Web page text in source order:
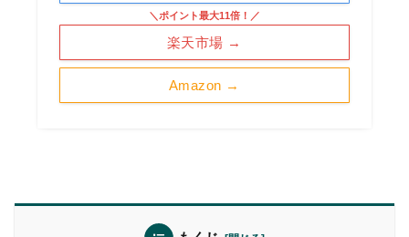
Amazon →
＼ポイント最大11倍！／
楽天市場 →